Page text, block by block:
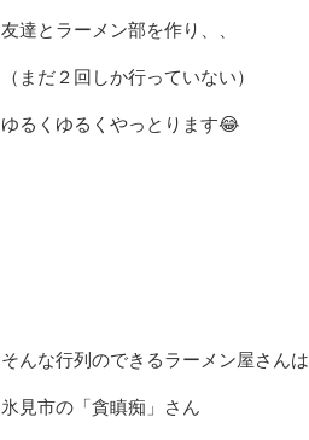
友達とラーメン部を作り、、
（まだ２回しか行っていない）
ゆるくゆるくやっとります😂
そんな行列のできるラーメン屋さんは
氷見市の「貪瞋痴」さん